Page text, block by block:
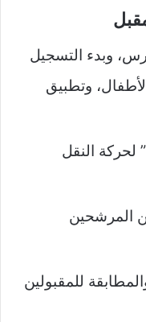
وبدء التسجيل
وتطبيق
لحركة النقل
المرشحين
للمقبولين